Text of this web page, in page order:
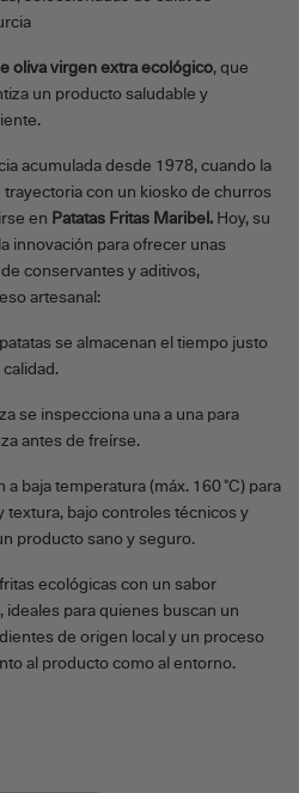
oliva virgen extra ecológico, que
un producto saludable y
acumulada desde 1978, cuando la
con un kiosko de churros
en Patatas Fritas Maribel. Hoy, su
innovación para ofrecer unas
conservantes y aditivos,
artesanal:
se almacenan el tiempo justo
se inspecciona una a una para
antes de freírse.
a baja temperatura (máx. 160 °C) para
textura, bajo controles técnicos y
producto sano y seguro.
ecológicas con un sabor
para quienes buscan un
de origen local y un proceso
al producto como al entorno.